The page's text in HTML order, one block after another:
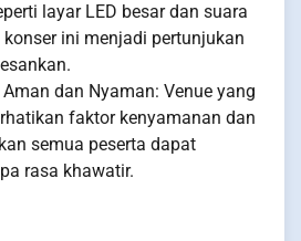
layar LED besar dan suara
ini menjadi pertunjukan
dan Nyaman: Venue yang
faktor kenyamanan dan
semua peserta dapat
rasa khawatir.